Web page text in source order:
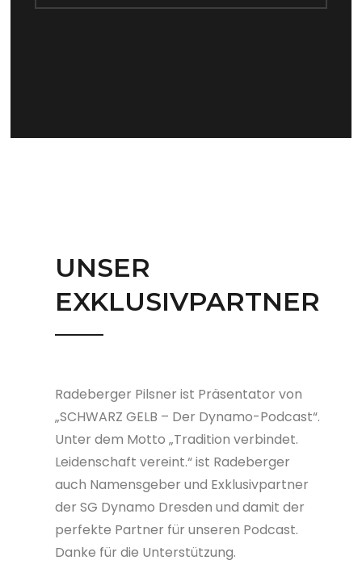
UNSER
EXKLUSIVPARTNER
Radeberger Pilsner ist Präsentator von
„SCHWARZ GELB – Der Dynamo-Podcast“.
Unter dem Motto „Tradition verbindet.
Leidenschaft vereint.“ ist Radeberger
auch Namensgeber und Exklusivpartner
der SG Dynamo Dresden und damit der
perfekte Partner für unseren Podcast.
Danke für die Unterstützung.